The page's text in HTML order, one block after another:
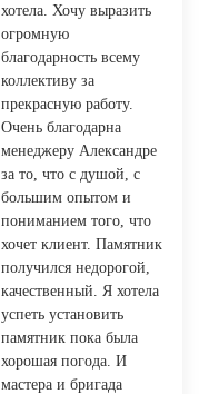
хотела. Хочу выразить
огромную
благодарность всему
коллективу за
прекрасную работу.
Очень благодарна
менеджеру Александре
за то, что с душой, с
большим опытом и
пониманием того, что
хочет клиент. Памятник
получился недорогой,
качественный. Я хотела
успеть установить
памятник пока была
хорошая погода. И
мастера и бригада